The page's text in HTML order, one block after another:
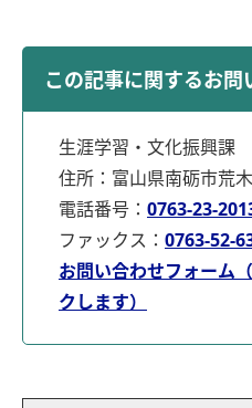
この記事に関するお問
生涯学習・文化振興課
住所：富山県南砺市荒
電話番号： 0763-23-
ファックス： 0763-52-
お問い合わせフォーム
クします）